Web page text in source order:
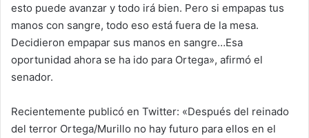
esto puede avanzar y todo irá bien. Pero si empapas tus
manos con sangre, todo eso está fuera de la mesa.
Decidieron empapar sus manos en sangre…Esa
oportunidad ahora se ha ido para Ortega», afirmó el
senador.
Recientemente publicó en Twitter: «Después del reinado
del terror Ortega/Murillo no hay futuro para ellos en el